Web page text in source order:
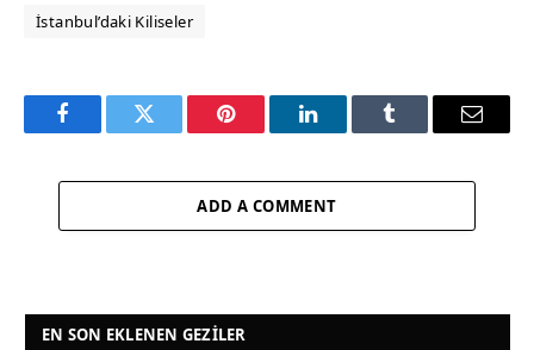
İstanbul’daki Kiliseler
FacebookTwitter Pinterest LinkedInTumblr Email
ADD A COMMENT
EN SON EKLENEN GEZILER